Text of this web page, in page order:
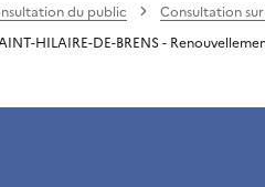
du public Consultation
HILAIRE-DE-BRENS -